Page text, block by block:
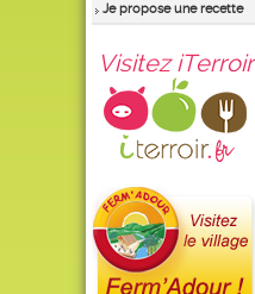
Je propose une recette
Visitez iTerroir